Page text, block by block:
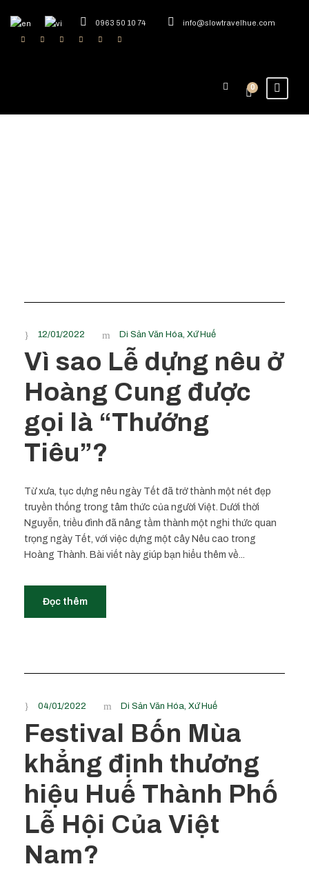
0963 50 10 74 info@slowtravelhue.com
0
12/01/2022 Di Sản Văn Hóa, Xứ Huế
Vì sao Lễ dựng nêu ở
Hoàng Cung được
gọi là “Thướng
Tiêu”?
Từ xưa, tục dựng nêu ngày Tết đã trở thành một nét đẹp
truyền thống trong tâm thức của người Việt. Dưới thời
Nguyễn, triều đình đã nâng tầm thành một nghi thức quan
trọng ngày Tết, với việc dựng một cây Nêu cao trong
Hoàng Thành. Bài viết này giúp bạn hiểu thêm về...
Đọc thêm
04/01/2022 Di Sản Văn Hóa Xứ Huế
Festival Bốn Mùa
khẳng định thương
hiệu Huế Thành Phố
Lễ Hội Của Việt
Nam?